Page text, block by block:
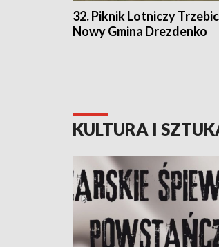
32. Piknik Lotniczy
Nowy Gmina Drezdenko
KULTURA I